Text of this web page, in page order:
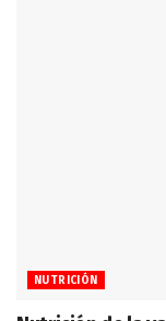
NUTRICIÓN